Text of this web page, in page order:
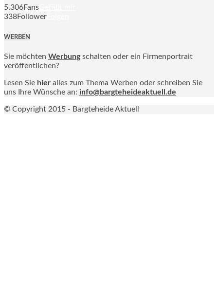
5,306Fans
338Follower
WERBEN
Sie möchten Werbung schalten oder ein Firmenportrait
veröffentlichen?
Lesen Sie hier alles zum Thema Werben oder schreiben Sie
uns Ihre Wünsche an: info@bargteheideaktuell.de
© Copyright 2015 - Bargteheide Aktuell